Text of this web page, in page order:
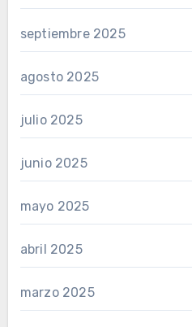
septiembre 2025
agosto 2025
julio 2025
junio 2025
mayo 2025
abril 2025
marzo 2025